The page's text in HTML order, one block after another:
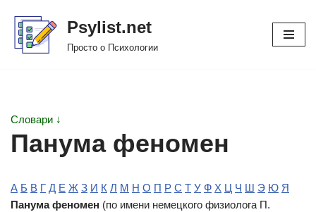
Перейти
Psylist.net
Просто о Психологии
Словари ↓
Панума феномен
А Б В Г Д Е Ж З И К Л М Н О П Р С Т У Ф Х Ц Ч Ш Э Ю Я
Панума феномен (по имени немецкого физиолога П.